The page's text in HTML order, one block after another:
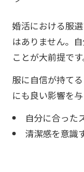
婚活における服
はありません。
ことが大前提です
服に自信が持て
にも良い影響を与
自分に合った
清潔感を意識